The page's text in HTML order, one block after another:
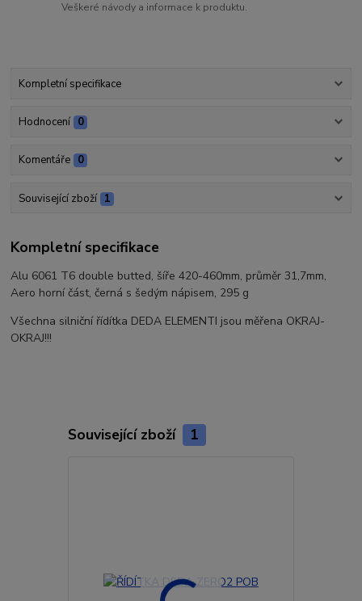
Veškeré návody a informace k produktu.
Kompletní specifikace
Hodnocení 0
Komentáře 0
Související zboží 1
Kompletní specifikace
Alu 6061 T6 double butted, šíře 420-460mm, průměr 31,7mm,
Aero horní část, černá s šedým nápisem, 295 g
Všechna silniční řídítka DEDA ELEMENTI jsou měřena OKRAJ-
OKRAJ!!!
Související zboží 1